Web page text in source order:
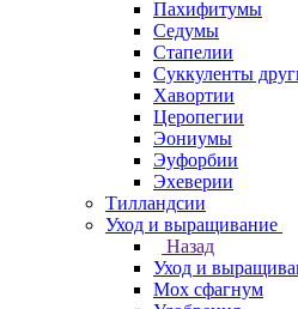
Пахифитумы
Седумы
Стапелии
Суккуленты
Хавортии
Церопегии
Эониумы
Эуфорбии
Эхеверии
Тилландсии
Уход и выращивание
Назад
Уход и
Мох сфагнум